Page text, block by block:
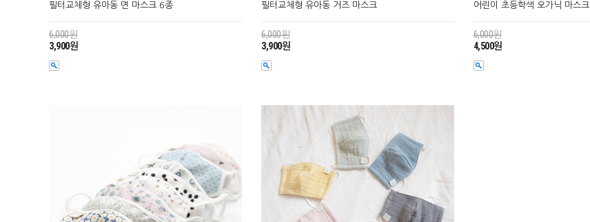
필터교체형 유아동 면 마스크 6종
6,000원
3,900원
필터교체형 유아동 거즈 마스크
6,000원
3,900원
어린이 초등학색 오가닉 마스크
6,000원
4,500원